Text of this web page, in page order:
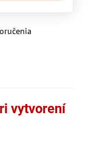
vytvorení